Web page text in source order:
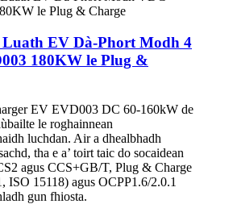
Luath EV Dà-Phort Modh 4
180KW le Plug &
EV EVD003 DC 60-160kW de
le roghainnean
luchdan. Air a dhealbhadh
tha e a’ toirt taic do socaidean
agus CCS+GB/T, Plug & Charge
ISO 15118) agus OCPP1.6/2.0.1
gun fhiosta.